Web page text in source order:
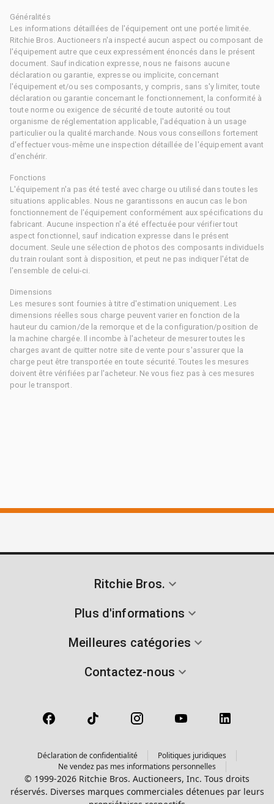
Généralités
Les informations détaillées de l'équipement ont une portée limitée.
Ritchie Bros. Auctioneers n'a inspecté aucun aspect ou composant de
l'équipement autre que ceux expressément énoncés dans le présent
document. Sauf indication expresse, nous ne faisons aucune
déclaration ou garantie, expresse ou implicite, concernant
l'équipement et/ou ses composants, y compris, sans s'y limiter, toute
déclaration ou garantie concernant le fonctionnement, la conformité à
toute norme ou exigence de sécurité de toute autorité ou tout
organisme de réglementation applicable, l'adéquation à un usage
particulier ou la qualité marchande. Nous vous conseillons fortement
d'effectuer vous-même une inspection détaillée de l'équipement avant
d'enchérir.
Fonctions
L'équipement n'a pas été testé avec charge ou utilisé dans toutes les
situations applicables. Nous ne garantissons en aucun cas le bon
fonctionnement de l'équipement conformément aux spécifications du
fabricant. Aucune inspection n'a été effectuée pour vérifier tout
aspect fonctionnel, sauf indication expresse dans le présent
document. Seule une sélection de photos des composants individuels
du train roulant sont à disposition, et peut ne pas indiquer l'état de
l'ensemble de celui-ci.
Dimensions
Les mesures sont fournies à titre d'estimation uniquement. Les
dimensions réelles sous charge peuvent varier en fonction de la
hauteur du camion/de la remorque et de la configuration/position de
la machine chargée. Il incombe à l'acheteur de mesurer toutes les
charges avant de quitter notre site de vente pour s'assurer que la
charge peut être transportée en toute sécurité. Toutes les mesures
doivent être vérifiées par l'acheteur. Ne vous fiez pas à ces mesures
pour le transport.
Ritchie Bros.
Plus d'informations
Meilleures catégories
Contactez-nous
Déclaration de confidentialité
Politiques juridiques
Ne vendez pas mes informations personnelles
© 1999-2026 Ritchie Bros. Auctioneers, Inc. Tous droits
réservés. Diverses marques commerciales détenues par leurs